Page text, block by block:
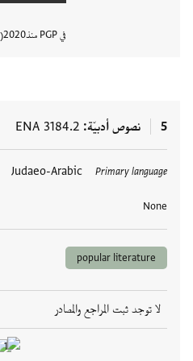
في PGP منذ 2020
5 نصوص أدبيّة ENA 3184.2
Primary language
Judaeo-Arabic
None
العلامات
popular literature
لا توجد ثبت المراجع والمصادر